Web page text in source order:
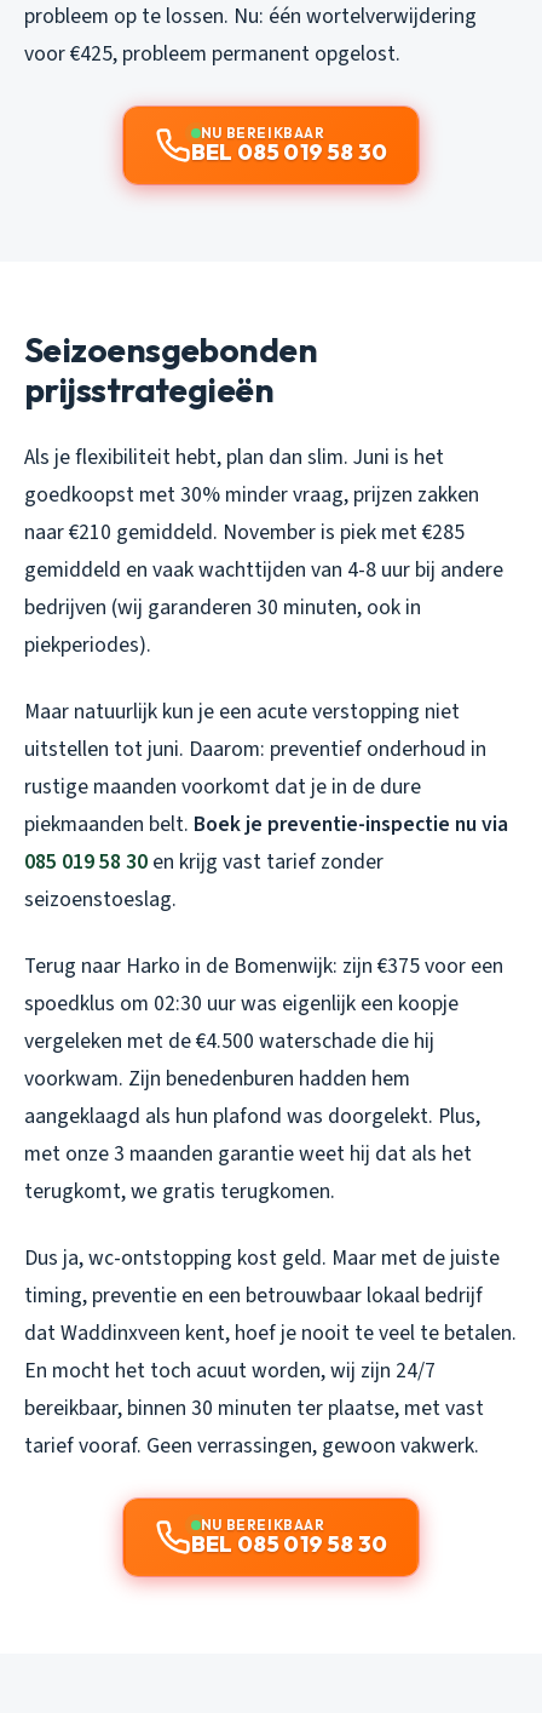
probleem op te lossen. Nu: één wortelverwijdering
voor €425, probleem permanent opgelost.
NU BEREIKBAAR
BEL 085 019 58 30
Seizoensgebonden
prijsstrategieën
Als je flexibiliteit hebt, plan dan slim. Juni is het
goedkoopst met 30% minder vraag, prijzen zakken
naar €210 gemiddeld. November is piek met €285
gemiddeld en vaak wachttijden van 4-8 uur bij andere
bedrijven (wij garanderen 30 minuten, ook in
piekperiodes).
Maar natuurlijk kun je een acute verstopping niet
uitstellen tot juni. Daarom: preventief onderhoud in
rustige maanden voorkomt dat je in de dure
piekmaanden belt. Boek je preventie-inspectie nu via
085 019 58 30 en krijg vast tarief zonder
seizoenstoeslag.
Terug naar Harko in de Bomenwijk: zijn €375 voor een
spoedklus om 02:30 uur was eigenlijk een koopje
vergeleken met de €4.500 waterschade die hij
voorkwam. Zijn beneden­buren hadden hem
aangeklaagd als hun plafond was doorgelekt. Plus,
met onze 3 maanden garantie weet hij dat als het
terugkomt, we gratis terugkomen.
Dus ja, wc-ontstopping kost geld. Maar met de juiste
timing, preventie en een betrouwbaar lokaal bedrijf
dat Waddinxveen kent, hoef je nooit te veel te betalen.
En mocht het toch acuut worden, wij zijn 24/7
bereikbaar, binnen 30 minuten ter plaatse, met vast
tarief vooraf. Geen verrassingen, gewoon vakwerk.
NU BEREIKBAAR
BEL 085 019 58 30